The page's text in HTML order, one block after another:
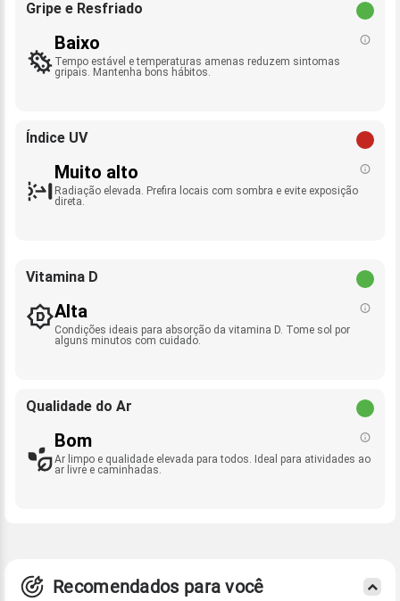
Gripe e Resfriado
Baixo
Tempo estável e temperaturas amenas reduzem sintomas
gripais. Mantenha bons hábitos.
Índice UV
Muito alto
Radiação elevada. Prefira locais com sombra e evite exposição
direta.
Vitamina D
Alta
Condições ideais para absorção da vitamina D. Tome sol por
alguns minutos com cuidado.
Qualidade do Ar
Bom
Ar limpo e qualidade elevada para todos. Ideal para atividades ao
ar livre e caminhadas.
Recomendados para você